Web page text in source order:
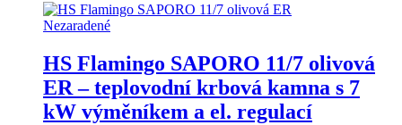
Nezaradené
HS Flamingo SAPORO 11/7 olivová
ER – teplovodní krbová kamna s 7
kW výměníkem a el. regulací